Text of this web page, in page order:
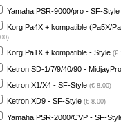
Yamaha PSR-9000/pro - SF-Style
Korg Pa4X + kompatible (Pa5X/
Korg Pa1X + kompatible - Style (€
Ketron SD-1/7/9/40/90 -
Ketron X1/X4 - SF-Style (€ 8,00)
Ketron XD9 - SF-Style (€ 8,00)
Yamaha PSR-2000/CVP - SF-